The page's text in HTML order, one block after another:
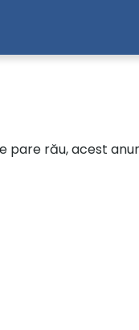
pare rău, acest